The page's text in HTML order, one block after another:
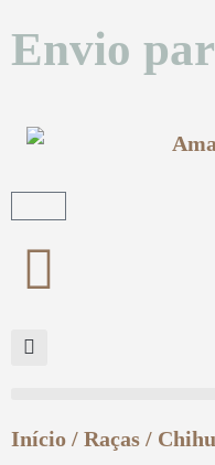
Envio
Início / Raças /